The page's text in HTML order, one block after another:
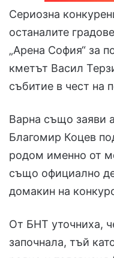
Сериозна
останалите
„Арена София“ за
кметът Васил
събитие в чест на
Варна също заяви
Благомир Коцев
родом именно от
също официално
домакин на
От БНТ уточниха,
започнала, тъй